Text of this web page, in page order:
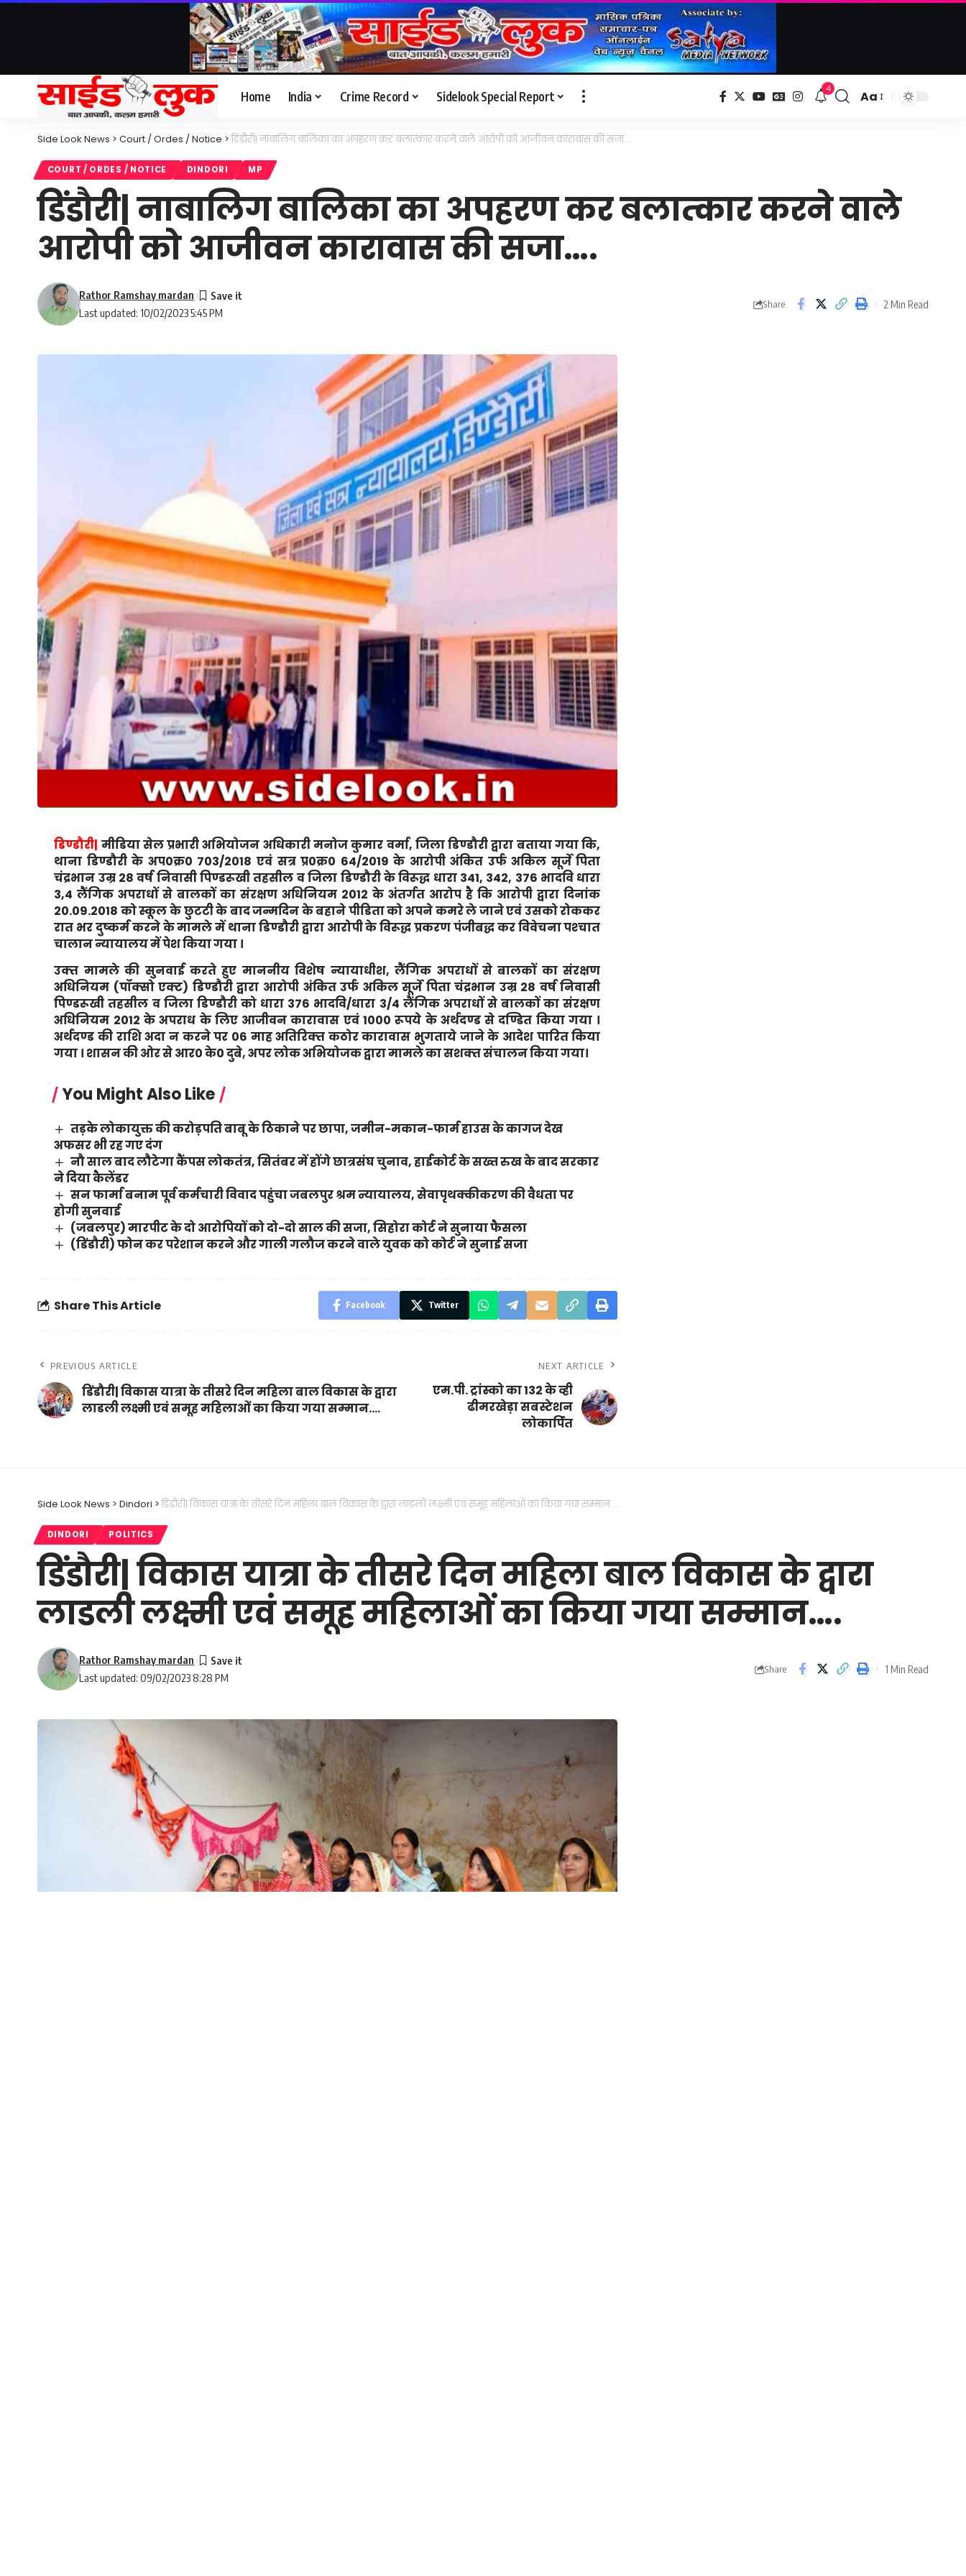
Home India Crime Record Sidelook Special Report 4
Font
Aa
Side Look News > Court / Ordes / Notice >डिंडौरी| नाबालिग बालिका का अपहरण कर बलात्‍कार करने वाले आरोपी को आजीवन कारावास की सजा….
COURT / ORDES / NOTICE DINDORI MP
डिंडौरी| नाबालिग बालिका का अपहरण कर बलात्‍कार करने वाले
आरोपी को आजीवन कारावास की सजा….
Last updated: 10/02/2023 5:45 PM
Rathor Ramshay mardan
Share 2 Min Read
डिण्‍डौरी| मीडिया सेल प्रभारी अभियोजन अधिकारी मनोज कुमार वर्मा, जिला डिण्‍डौरी द्वारा बताया गया कि,
थाना डिण्‍डौरी के अप0क्र0 703/2018 एवं सत्र प्र0क्र0 64/2019 के आरोपी अंकित उर्फ अकिल सूर्जे पिता
चंद्रभान उम्र 28 वर्ष निवासी पिण्‍डरूखी तहसील व जिला डिण्‍डौरी के विरूद्ध धारा 341, 342, 376 भादवि धारा
3,4 लैंगिक अपराधों से बालकों का संरक्षण अधिनियम 2012 के अंतर्गत आरोप है कि आरोपी द्वारा दिनांक
20.09.2018 को स्‍कूल के छुटटी के बाद जन्‍मदिन के बहाने पीडिता को अपने कमरे ले जाने एवं उसको रोककर
रात भर दुष्‍कर्म करने के मामले में थाना डिण्‍डौरी द्वारा आरोपी के विरूद्ध प्रकरण पंजीबद्ध कर विवेचना पश्‍चात
चालान न्‍यायालय में पेश किया गया ।
उक्‍त मामले की सुनवाई करते हुए माननीय विशेष न्‍यायाधीश, लैंगिक अपराधों से बालकों का संरक्षण
अधिनियम (पॉक्‍सो एक्‍ट) डिण्‍डौरी द्वारा आरोपी अंकित उर्फ अकिल सूर्जे पिता चंद्रभान उम्र 28 वर्ष निवासी
पिण्‍डरूखी तहसील व जिला डिण्‍डौरी को धारा 376 भादवि/धारा 3/4 लैंगिक अपराधों से बालकों का संरक्षण
अधिनियम 2012 के अपराध के लिए आजीवन कारावास एवं 1000 रूपये के अर्थदण्‍ड से दण्डित किया गया ।
अर्थदण्‍ड की राशि अदा न करने पर 06 माह अतिरिक्‍त कठोर कारावास भुगताये जाने के आदेश पारित किया
गया । शासन की ओर से आर0 के0 दुबे, अपर लोक अभियोजक द्वारा मामले का सशक्‍त संचालन किया गया।
You Might Also Like
तड़के लोकायुक्त की करोड़पति बाबू के ठिकाने पर छापा, जमीन-मकान-फार्म हाउस के कागज देख
अफसर भी रह गए दंग
नौ साल बाद लौटेगा कैंपस लोकतंत्र, सितंबर में होंगे छात्रसंघ चुनाव, हाईकोर्ट के सख्त रुख के बाद सरकार
ने दिया कैलेंडर
सन फार्मा बनाम पूर्व कर्मचारी विवाद पहुंचा जबलपुर श्रम न्यायालय, सेवापृथक्कीकरण की वैधता पर
होगी सुनवाई
(जबलपुर) मारपीट के दो आरोपियों को दो-दो साल की सजा, सिहोरा कोर्ट ने सुनाया फैसला
(डिंडौरी) फोन कर परेशान करने और गाली गलौज करने वाले युवक को कोर्ट ने सुनाई सजा
Share This Article Facebook Twitter
PREVIOUS ARTICLE
डिंडौरी| विकास यात्रा के तीसरे दिन महिला बाल विकास के द्वारा
लाडली लक्ष्मी एवं समूह महिलाओं का किया गया सम्मान….
NEXT ARTICLE
एम.पी. ट्रांस्को का 132 के व्ही
ढीमरखेड़ा सबस्टेशन
लोकार्पित
Side Look News > Dindori >डिंडौरी| विकास यात्रा के तीसरे दिन महिला बाल विकास के द्वारा लाडली लक्ष्मी एवं समूह महिलाओं का किया गया सम्मान….
DINDORI POLITICS
डिंडौरी| विकास यात्रा के तीसरे दिन महिला बाल विकास के द्वारा
लाडली लक्ष्मी एवं समूह महिलाओं का किया गया सम्मान….
Last updated: 09/02/2023 8:28 PM
Rathor Ramshay mardan
Share 1 Min Read